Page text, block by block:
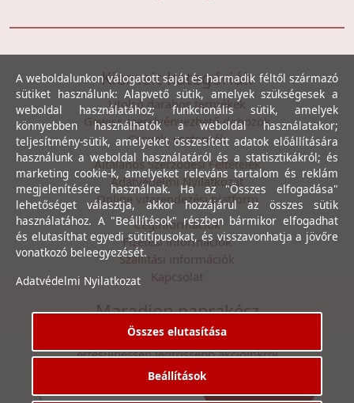
Kiemelt kategóriák
Utolsó darabos termékek
Gewiss szerelvényezhető dobozok
Csövek, csatornák
Általános Szerződési Feltételek
Adatvédelmi Nyilatkozat
Online vitarendezési platform
Céginformációk
Fizetési információk
Szállítási információk
Kapcsolat
Maradjon naprakész
Íratkozzon fel hírlevelünkre, hogy első kézből
értesülhessen legfrissebb akcióinkról
A weboldalunkon válogatott saját és harmadik féltől származó
sütiket használunk: Alapvető sütik, amelyek szükségesek a
weboldal használatához; funkcionális sütik, amelyek
könnyebben használhatók a weboldal használatakor;
teljesítmény-sütik, amelyeket összesített adatok előállítására
használunk a weboldal használatáról és a statisztikákról; és
marketing cookie-k, amelyeket releváns tartalom és reklám
megjelenítésére használnak. Ha az "Összes elfogadása"
lehetőséget választja, akkor hozzájárul az összes sütik
használatához. A "Beállítások" részben bármikor elfogadhat
és elutasíthat egyedi sütitípusokat, és visszavonhatja a jövőre
vonatkozó beleegyezését.
Adatvédelmi Nyilatkozat
Összes elutasítása
Beállítások